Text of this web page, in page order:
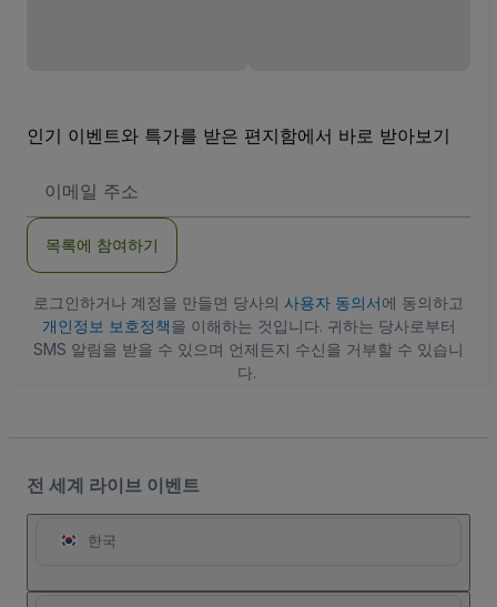
인기 이벤트와 특가를 받은 편지함에서 바로 받아보기
메
소
목록에 참여하기
로그인하거나 계정을 만들면 당사의 사용자 동의서에 동의하고
개인정보 보호정책을 이해하는 것입니다. 귀하는 당사로부터
SMS 알림을 받을 수 있으며 언제든지 수신을 거부할 수 있습니
다.
전 세계 라이브 이벤트
한국